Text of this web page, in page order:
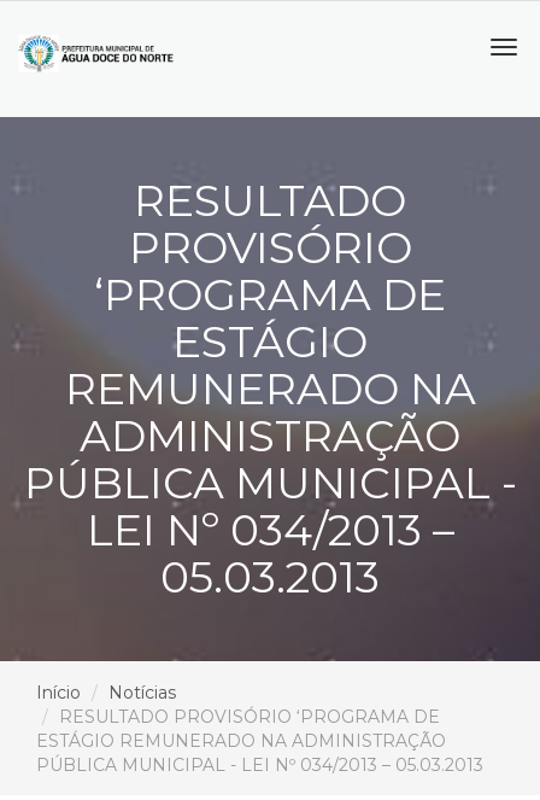
RESULTADO
PROVISÓRIO
‘PROGRAMA DE
ESTÁGIO
REMUNERADO NA
ADMINISTRAÇÃO
PÚBLICA MUNICIPAL -
LEI Nº 034/2013 –
05.03.2013
Início
Notícias
RESULTADO PROVISÓRIO ‘PROGRAMA DE
ESTÁGIO REMUNERADO NA ADMINISTRAÇÃO
PÚBLICA MUNICIPAL - LEI Nº 034/2013 – 05.03.2013